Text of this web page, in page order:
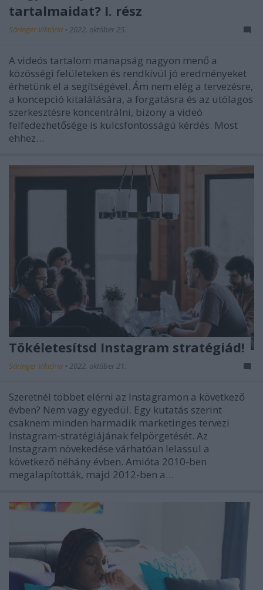
tartalmaidat? I. rész
Sáringer Viktória • 2022. október 25.
A videós tartalom manapság nagyon menő a
közösségi felületeken és rendkívül jó eredményeket
érhetünk el a segítségével. Ám nem elég a tervezésre,
a koncepció kitalálására, a forgatásra és az utólagos
szerkesztésre koncentrálni, bizony a videó
felfedezhetősége is kulcsfontosságú kérdés. Most
ehhez…
Tökéletesítsd Instagram stratégiád!
Sáringer Viktória • 2022. október 21.
Szeretnél többet elérni az Instagramon a következő
évben? Nem vagy egyedül. Egy kutatás szerint
csaknem minden harmadik marketinges tervezi
Instagram-stratégiájának felpörgetését. Az
Instagram növekedése várhatóan lelassul a
következő néhány évben. Amióta 2010-ben
megalapították, majd 2012-ben a…